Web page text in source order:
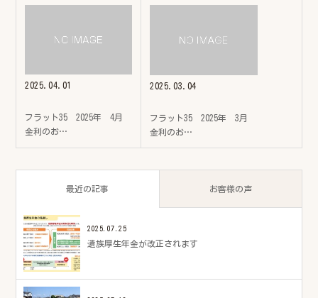
2025.04.01
フラット35 2025年 4月
金利のお…
2025.03.04
フラット35 2025年 3月
金利のお…
最近の記事 お客様の声
2025.07.25
遺族厚生年金が改正されます